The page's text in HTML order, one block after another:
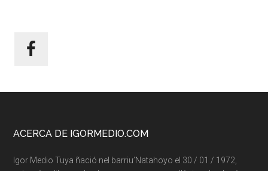
Footer
ACERCA DE IGORMEDIO.COM
Igor Medio Tuya ñació nel barriu’Natahoyo el 30 / 01 / 1972,